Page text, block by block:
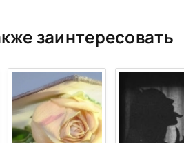
заинтересовать